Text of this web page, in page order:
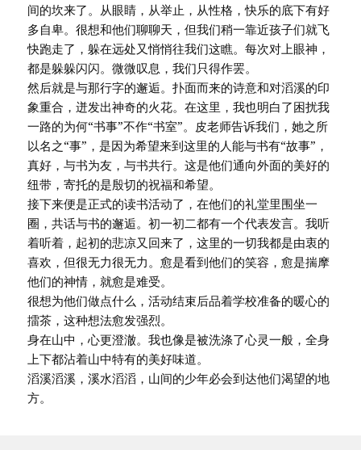
间的坎来了。从眼睛，从举止，从性格，快乐的底下有好
多自卑。很想和他们聊聊天，但我们稍一靠近孩子们就飞
快跑走了，躲在远处又悄悄往我们这瞧。每次对上眼神，
都是躲躲闪闪。微微叹息，我们只得作罢。
然后就是与那行字的邂逅。扑面而来的诗意和对滔溪的印
象重合，迸发出神奇的火花。在这里，我也明白了困扰我
一路的为何“书事”不作“书室”。皮老师告诉我们，她之所
以名之“事”，是因为希望来到这里的人能与书有“故事”，
真好，与书为友，与书共行。这是他们通向外面的美好的
纽带，寄托的是殷切的祝福和希望。
接下来便是正式的读书活动了，在他们的礼堂里围坐一
圈，共话与书的邂逅。初一初二都有一个代表发言。我听
着听着，起初的悲凉又回来了，这里的一切我都是由衷的
喜欢，但很无力很无力。愈是看到他们的笑容，愈是揣摩
他们的神情，就愈是难受。
很想为他们做点什么，活动结束后品着学校准备的暖心的
擂茶，这种想法愈发强烈。
身在山中，心更澄澈。我也像是被洗涤了心灵一般，全身
上下都沾着山中特有的美好味道。
滔溪滔溪，溪水滔滔，山间的少年必会到达他们渴望的地
方。